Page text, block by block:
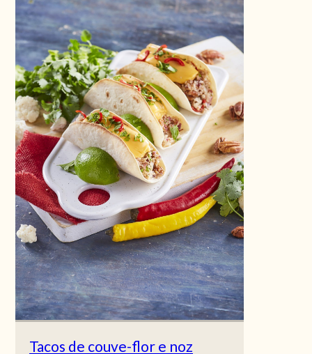
Tacos de couve-flor e noz